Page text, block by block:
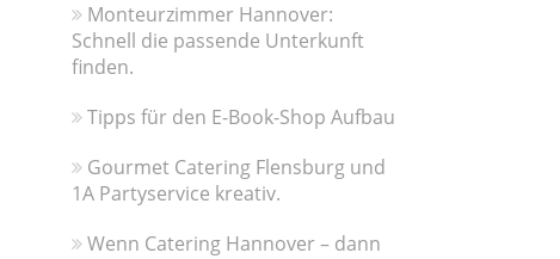
Monteurzimmer Hannover:
Schnell die passende Unterkunft
finden.
Tipps für den E-Book-Shop Aufbau
Gourmet Catering Flensburg und
1A Partyservice kreativ.
Wenn Catering Hannover – dann